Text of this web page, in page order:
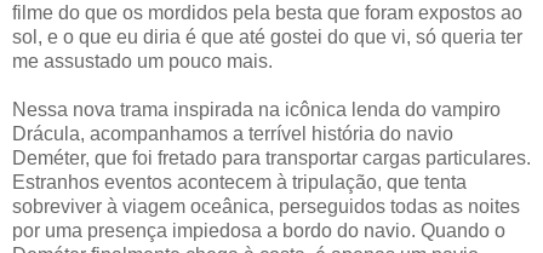
filme do que os mordidos pela besta que foram expostos ao
sol, e o que eu diria é que até gostei do que vi, só queria ter
me assustado um pouco mais.
Nessa nova trama inspirada na icônica lenda do vampiro
Drácula, acompanhamos a terrível história do navio
Deméter, que foi fretado para transportar cargas particulares.
Estranhos eventos acontecem à tripulação, que tenta
sobreviver à viagem oceânica, perseguidos todas as noites
por uma presença impiedosa a bordo do navio. Quando o